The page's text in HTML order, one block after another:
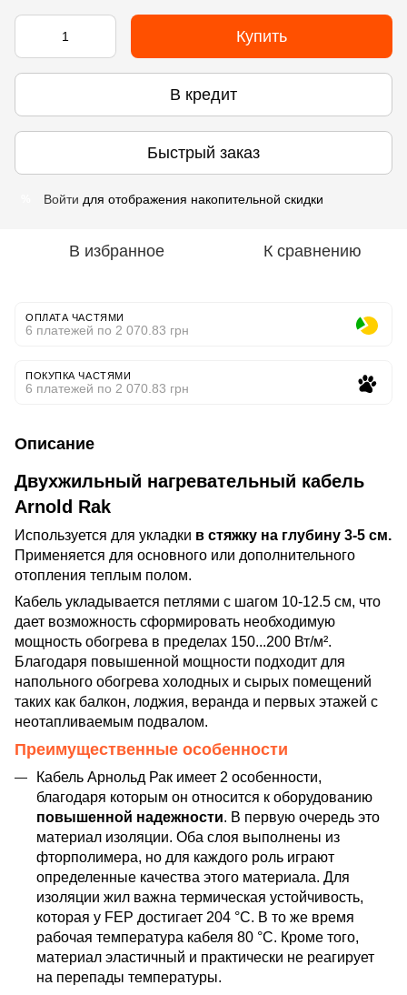
Купить
В кредит
Быстрый заказ
Войти для отображения накопительной скидки
В избранное К сравнению
ОПЛАТА ЧАСТЯМИ
6 платежей по 2 070.83 грн
ПОКУПКА ЧАСТЯМИ
6 платежей по 2 070.83 грн
Описание
Двухжильный нагревательный кабель
Arnold Rak
Используется для укладки в стяжку на глубину 3-5 см.
Применяется для основного или дополнительного
отопления теплым полом.
Кабель укладывается петлями с шагом 10-12.5 см, что
дает возможность сформировать необходимую
мощность обогрева в пределах 150...200 Вт/м².
Благодаря повышенной мощности подходит для
напольного обогрева холодных и сырых помещений
таких как балкон, лоджия, веранда и первых этажей с
неотапливаемым подвалом.
Преимущественные особенности
Кабель Арнольд Рак имеет 2 особенности,
благодаря которым он относится к оборудованию
повышенной надежности. В первую очередь это
материал изоляции. Оба слоя выполнены из
фторполимера, но для каждого роль играют
определенные качества этого материала. Для
изоляции жил важна термическая устойчивость,
которая у FEP достигает 204 °C. В то же время
рабочая температура кабеля 80 °C. Кроме того,
материал эластичный и практически не реагирует
на перепады температуры.